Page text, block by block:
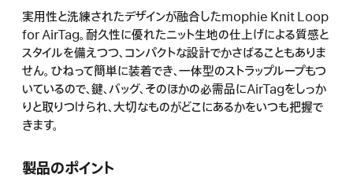
す）
実用性と洗練されたデザインが融合したmophie Knit Loop
for AirTag。耐久性に優れたニット生地の仕上げによる質感と
スタイルを備えつつ、コンパクトな設計でかさばることもありま
せん。ひねって簡単に装着でき、一体型のストラップループもつ
いているので、鍵、バッグ、そのほかの必需品にAirTagをしっか
りと取りつけられ、大切なものがどこにあるかをいつも把握で
きます。
製品のポイント